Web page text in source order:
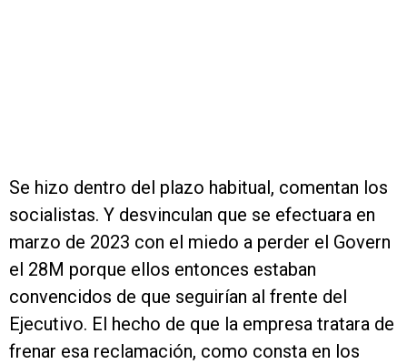
Se hizo dentro del plazo habitual, comentan los
socialistas. Y desvinculan que se efectuara en
marzo de 2023 con el miedo a perder el Govern
el 28M porque ellos entonces estaban
convencidos de que seguirían al frente del
Ejecutivo. El hecho de que la empresa tratara de
frenar esa reclamación, como consta en los